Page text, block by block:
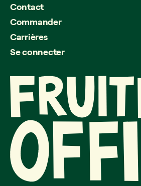
Contact
Commander
Carrières
Se connecter